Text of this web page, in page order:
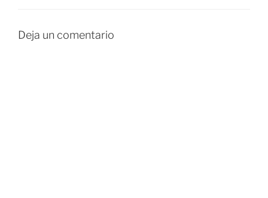
Deja un comentario